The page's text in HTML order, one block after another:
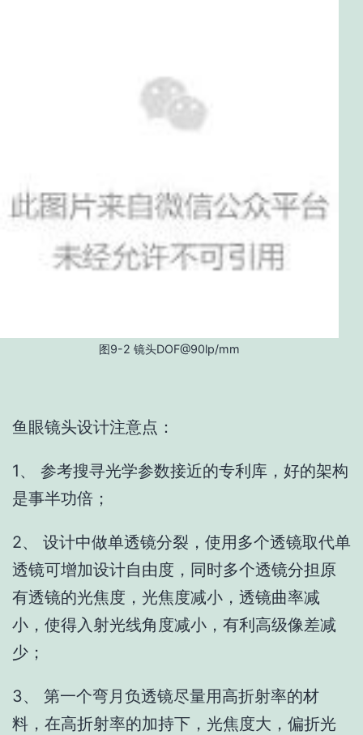
图9-2 镜头DOF@90lp/mm
鱼眼镜头设计注意点：
1、 参考搜寻光学参数接近的专利库，好的架构
是事半功倍；
2、 设计中做单透镜分裂，使用多个透镜取代单
透镜可增加设计自由度，同时多个透镜分担原
有透镜的光焦度，光焦度减小，透镜曲率减
小，使得入射光线角度减小，有利高级像差减
少；
3、 第一个弯月负透镜尽量用高折射率的材
料，在高折射率的加持下，光焦度大，偏折光